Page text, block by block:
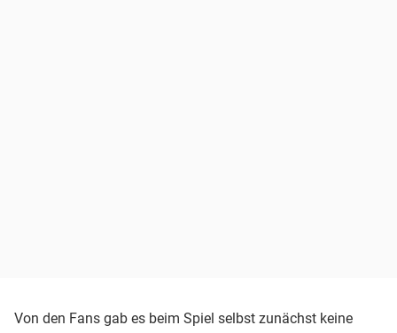
Von den Fans gab es beim Spiel selbst zunächst keine